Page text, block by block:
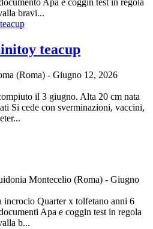
bravi...
teacup
(Roma) - Giugno 12, 2026
il 3 giugno. Alta 20 cm nata
Si cede con sverminazioni, vaccini,
Montecelio (Roma) - Giugno
incrocio Quarter x tolfetano anni 6
Apa e coggin test in regola
b...